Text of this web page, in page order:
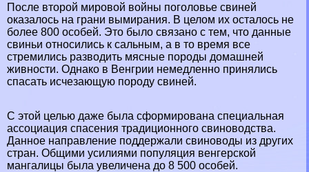
После второй мировой войны поголовье свиней
оказалось на грани вымирания. В целом их осталось не
более 800 особей. Это было связано с тем, что данные
свиньи относились к сальным, а в то время все
стремились разводить мясные породы домашней
живности. Однако в Венгрии немедленно принялись
спасать исчезающую породу свиней.
С этой целью даже была сформирована специальная
ассоциация спасения традиционного свиноводства.
Данное направление поддержали свиноводы из других
стран. Общими усилиями популяция венгерской
мангалицы была увеличена до 8 500 особей.